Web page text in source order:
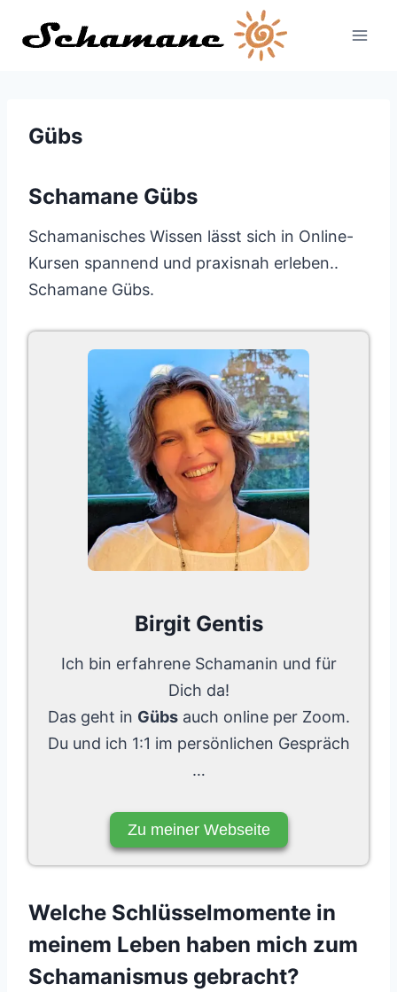
Inhalt
Gübs
Schamane Gübs
Schamanisches Wissen lässt sich in Online-
Kursen spannend und praxisnah erleben..
Schamane Gübs.
Birgit Gentis
Ich bin erfahrene Schamanin und für
Dich da!
Das geht in Gübsauch online per Zoom.
Du und ich 1:1 im persönlichen Gespräch
…
Zu meiner Webseite
Welche Schlüsselmomente in
meinem Leben haben mich zum
Schamanismus gebracht?